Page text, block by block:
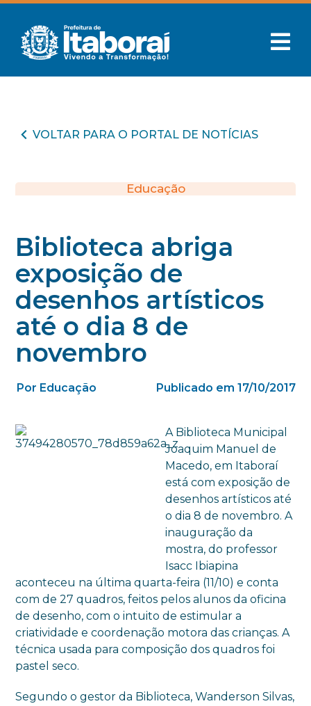
VOLTAR PARA O PORTAL DE NOTÍCIAS
Educação
Biblioteca abriga
exposição de
desenhos artísticos
até o dia 8 de
novembro
Por Educação Publicado em 17/10/2017
A Biblioteca Municipal
Joaquim Manuel de
Macedo, em Itaboraí
está com exposição de
desenhos artísticos até
o dia 8 de novembro. A
inauguração da
mostra, do professor
Isacc Ibiapina
aconteceu na última quarta-feira (11/10) e conta
com de 27 quadros, feitos pelos alunos da oficina
de desenho, com o intuito de estimular a
criatividade e coordenação motora das crianças. A
técnica usada para composição dos quadros foi
pastel seco.
Segundo o gestor da Biblioteca, Wanderson Silvas,